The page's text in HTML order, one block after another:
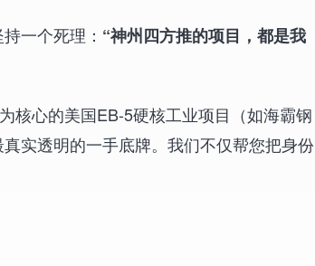
一个死理： “神州四方推的项目，都是我
核心的美国EB-5硬核工业项目（如海霸钢
实透明的一手底牌。我们不仅帮您把身份